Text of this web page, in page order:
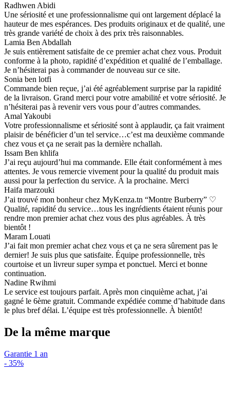
Radhwen Abidi
Une sériosité et une professionnalisme qui ont largement déplacé la
hauteur de mes espérances. Des produits originaux et de qualité, une
très grande variété de choix à des prix très raisonnables.
Lamia Ben Abdallah
Je suis entièrement satisfaite de ce premier achat chez vous. Produit
conforme à la photo, rapidité d’expédition et qualité de l’emballage.
Je n’hésiterai pas à commander de nouveau sur ce site.
Sonia ben lotfi
Commande bien reçue, j’ai été agréablement surprise par la rapidité
de la livraison. Grand merci pour votre amabilité et votre sériosité. Je
n’hésiterai pas à revenir vers vous pour d’autres commandes.
Amal Yakoubi
Votre professionnalisme et sériosité sont à applaudir, ça fait vraiment
plaisir de bénéficier d’un tel service…c’est ma deuxième commande
chez vous et ça ne serait pas la dernière nchallah.
Issam Ben khlifa
J’ai reçu aujourd’hui ma commande. Elle était conformément à mes
attentes. Je vous remercie vivement pour la qualité du produit mais
aussi pour la perfection du service. À la prochaine. Merci
Haifa marzouki
J’ai trouvé mon bonheur chez MyKenza.tn “Montre Burberry” ♡
Qualité, rapidité du service…tous les ingrédients étaient réunis pour
rendre mon premier achat chez vous des plus agréables. À très
bientôt !
Maram Louati
J’ai fait mon premier achat chez vous et ça ne sera sûrement pas le
dernier! Je suis plus que satisfaite. Équipe professionnelle, très
courtoise et un livreur super sympa et ponctuel. Merci et bonne
continuation.
Nadine Rwihmi
Le service est toujours parfait. Après mon cinquième achat, j’ai
gagné le 6ème gratuit. Commande expédiée comme d’habitude dans
le plus bref délai. L’équipe est très professionnelle. À bientôt!
De la même marque
Garantie 1 an
- 35%